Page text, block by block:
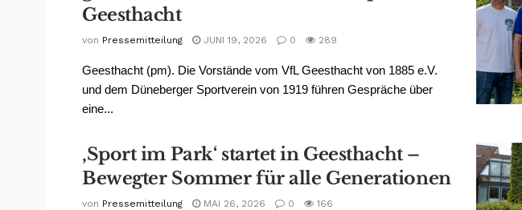
Geesthacht
von Pressemitteilung JUNI 19, 2026 0 289
Geesthacht (pm). Die Vorstände vom VfL Geesthacht von 1885 e.V.
und dem Düneberger Sportverein von 1919 führen Gespräche über
eine...
‚Sport im Park‘ startet in Geesthacht –
Bewegter Sommer für alle Generationen
von Pressemitteilung MAI 26, 2026 0 166